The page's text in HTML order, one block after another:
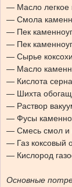
— Масло легкое
— Смола
— Пек
— Пек
— Сырье
— Масло
— Кислота
— Шихта
— Раствор
— Фусы
— Смесь смол и
— Газ коксовый
— Кислород
Основные